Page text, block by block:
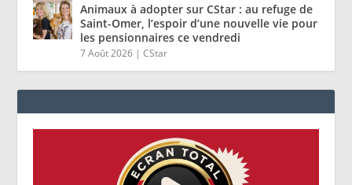
Animaux à adopter sur CStar : au refuge de
Saint-Omer, l’espoir d’une nouvelle vie pour
les pensionnaires ce vendredi
7 Août 2026 |CStar